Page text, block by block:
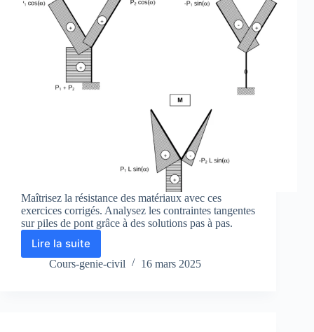
Maîtrisez la résistance des matériaux avec ces
exercices corrigés. Analysez les contraintes tangentes
sur piles de pont grâce à des solutions pas à pas.
Lire la suite
Exercices
corrigés
Cours-genie-civil 16 mars 2025